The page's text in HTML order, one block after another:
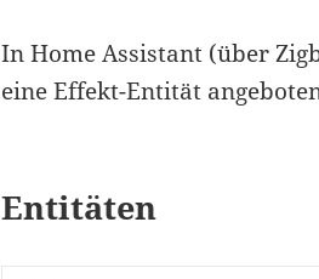
In Home Assistant (über
eine Effekt-Entität
Entitäten